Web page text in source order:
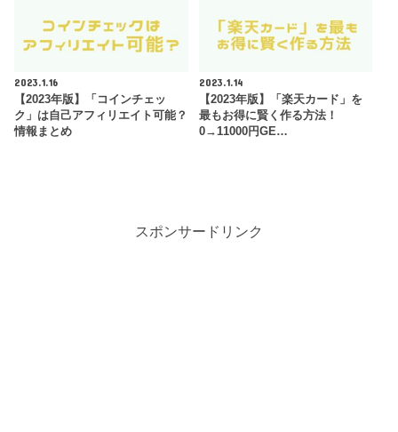
2023.1.16
【2023年版】「コインチェッ
ク」は自己アフィリエイト可能？
情報まとめ
2023.1.14
【2023年版】「楽天カード」を
最もお得に賢く作る方法！
0→11000円GE…
スポンサードリンク